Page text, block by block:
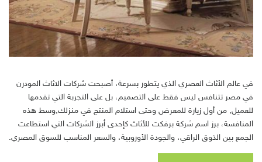
في عالم الأثاث العصري الذي يتطور بسرعة، أصبحت شركات الاثاث المودرن
في مصر تتنافس ليس فقط على التصميم، بل على التجربة التي تقدمها
للعميل, من أول زيارة للمعرض وحتى استلام المنتج في منزلك,وسط هذه
المنافسة، برز اسم شركة برفكت للأثاث كإحدى أبرز الشركات التي استطاعت
الجمع بين الذوق الراقي، والجودة الأوروبية، والسعر المناسب للسوق المصري.